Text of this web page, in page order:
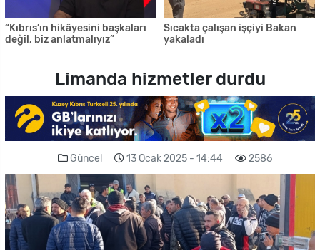
“Kıbrıs’ın hikâyesini başkaları
değil, biz anlatmalıyız”
Sıcakta çalışan işçiyi Bakan
yakaladı
Limanda hizmetler durdu
Güncel 13 Ocak 2025 - 14:44 2586